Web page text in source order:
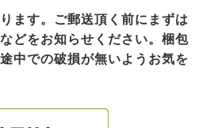
ます。ご郵送頂く前にまずは
どをお知らせください。梱包
中での破損が無いようお気を